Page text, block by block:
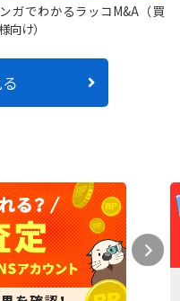
ガでわかるラッコM&A（買
向け）